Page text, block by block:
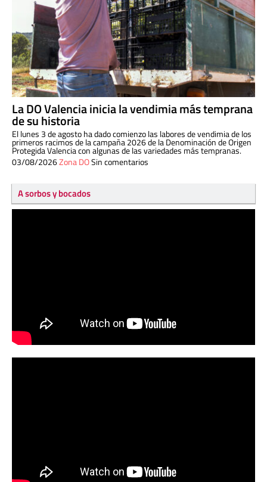
La DO Valencia inicia la vendimia más temprana
de su historia
El lunes 3 de agosto ha dado comienzo las labores de vendimia de los
primeros racimos de la campaña 2026 de la Denominación de Origen
Protegida Valencia con algunas de las variedades más tempranas.
03/08/2026Zona DOSin comentarios
A sorbos y bocados